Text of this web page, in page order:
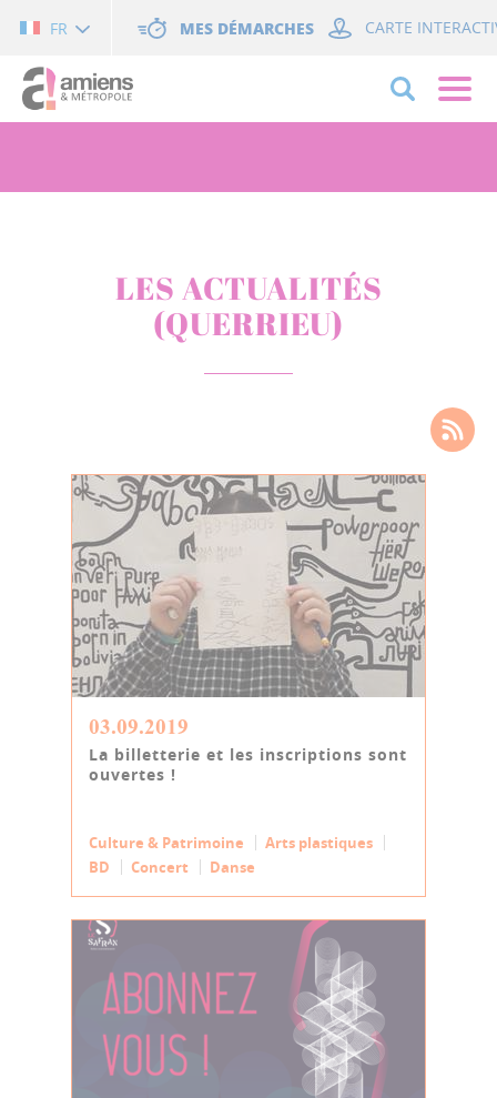
FR MES DÉMARCHES CARTE
LES ACTUALITÉS
(QUERRIEU)
03.09.2019
La billetterie et les inscriptions sont
ouvertes !
Culture & Patrimoine
Arts plastiques
BD
Concert Danse